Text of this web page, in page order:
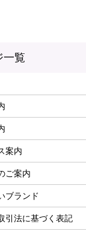
案内
ご案内
ブランド
引法に基づく表記